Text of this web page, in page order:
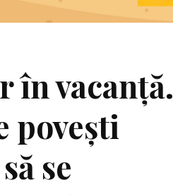
în vacanță.
povești
se